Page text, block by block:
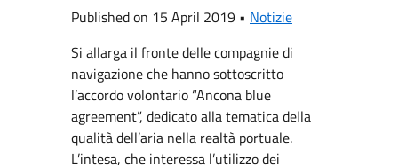
Published on 15 April 2019 • Notizie
Si allarga il fronte delle compagnie di
navigazione che hanno sottoscritto
l’accordo volontario “Ancona blue
agreement”, dedicato alla tematica della
qualità dell’aria nella realtà portuale.
L’intesa, che interessa l’utilizzo dei